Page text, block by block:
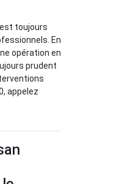
toujours
En
opération en
prudent
appelez